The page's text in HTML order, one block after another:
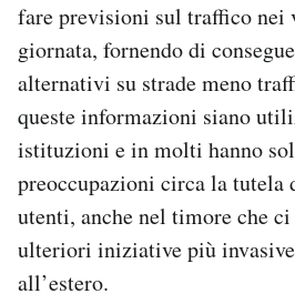
fare previsioni sul traffico nei
giornata, fornendo di
alternativi su strade meno
queste informazioni siano
istituzioni e in molti hanno
preoccupazioni circa la
utenti, anche nel timore che ci
ulteriori iniziative più
all’estero.